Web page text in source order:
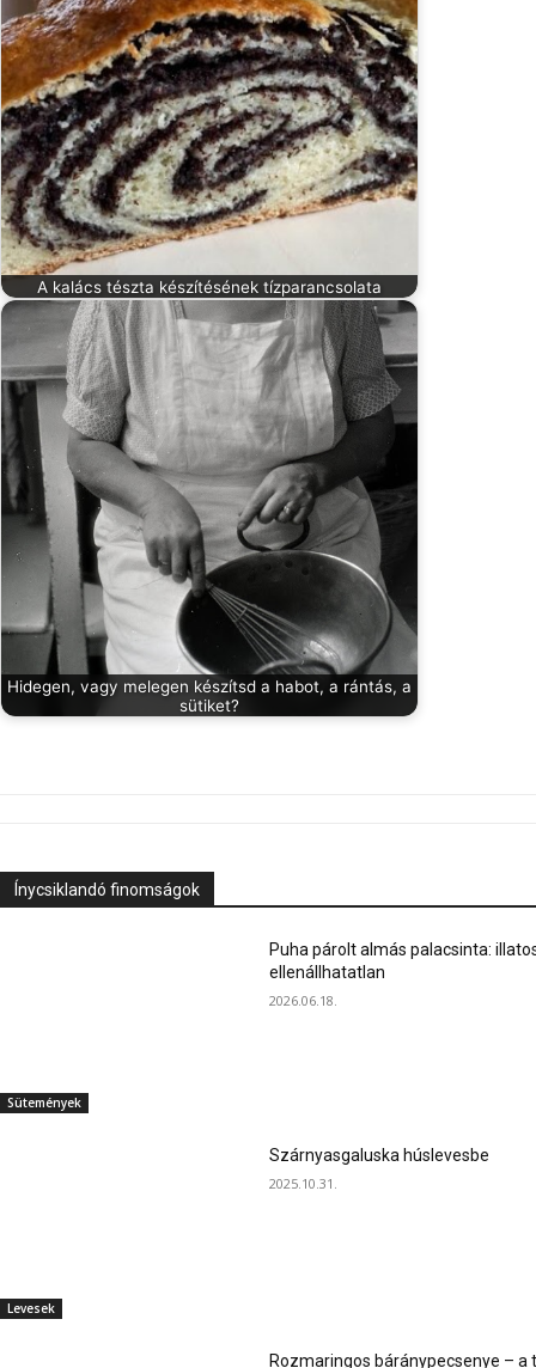
A kalács tészta készítésének tízparancsolata
Hidegen, vagy melegen készítsd a habot, a rántás, a
sütiket?
Ínycsiklandó finomságok
Sütemények
Puha párolt almás palacsinta:
ellenállhatatlan
2026.06.18.
Levesek
Szárnyasgaluska húslevesbe
2025.10.31.
Rozmaringos báránypecsenye – a